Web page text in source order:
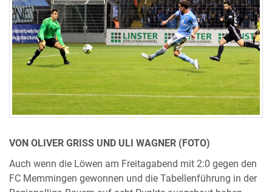
VON OLIVER GRISS UND ULI WAGNER (FOTO)
Auch wenn die Löwen am Freitagabend mit 2:0 gegen den
FC Memmingen gewonnen und die Tabellenführung in der